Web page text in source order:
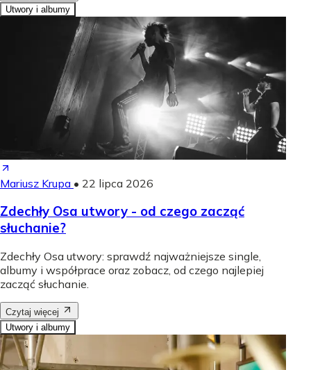
Utwory i albumy
Mariusz Krupa • 22 lipca 2026
Zdechły Osa utwory - od czego zacząć
słuchanie?
Zdechły Osa utwory: sprawdź najważniejsze single,
albumy i współprace oraz zobacz, od czego najlepiej
zacząć słuchanie.
Czytaj więcej
Utwory i albumy